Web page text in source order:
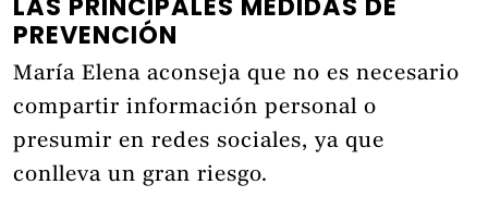
PREVENCIÓN
María Elena aconseja que no es necesario
compartir información personal o
presumir en redes sociales, ya que
conlleva un gran riesgo.